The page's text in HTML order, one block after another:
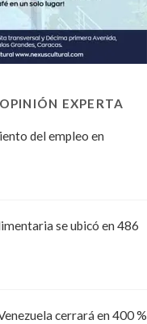
OPINIÓN EXPERTA
del empleo en
se ubicó en 486
cerrará en 400 %